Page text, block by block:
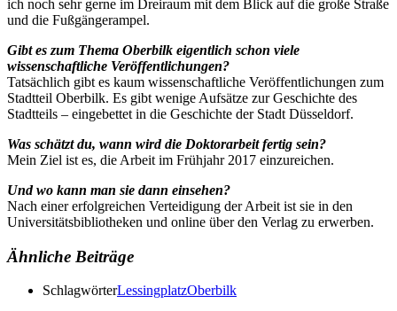
ich noch sehr gerne im Dreiraum mit dem Blick auf die große Straße
und die Fußgängerampel.
Gibt es zum Thema Oberbilk eigentlich schon viele
wissenschaftliche Veröffentlichungen?
Tatsächlich gibt es kaum wissenschaftliche Veröffentlichungen zum
Stadtteil Oberbilk. Es gibt wenige Aufsätze zur Geschichte des
Stadtteils – eingebettet in die Geschichte der Stadt Düsseldorf.
Was schätzt du, wann wird die Doktorarbeit fertig sein?
Mein Ziel ist es, die Arbeit im Frühjahr 2017 einzureichen.
Und wo kann man sie dann einsehen?
Nach einer erfolgreichen Verteidigung der Arbeit ist sie in den
Universitätsbibliotheken und online über den Verlag zu erwerben.
Ähnliche Beiträge
SchlagwörterLessingplatzOberbilk